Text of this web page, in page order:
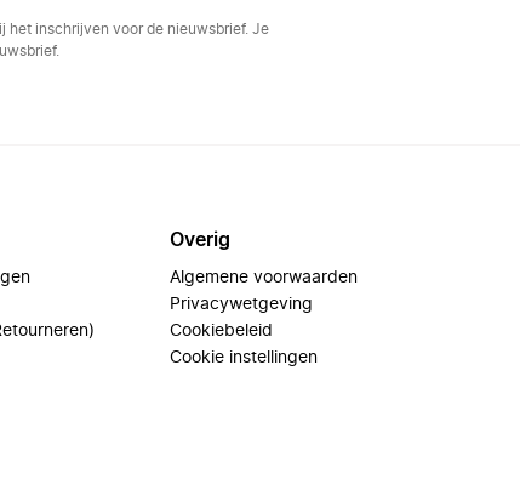
het inschrijven voor de nieuwsbrief. Je
Overig
Algemene voorwaarden
Privacywetgeving
Cookiebeleid
Cookie instellingen